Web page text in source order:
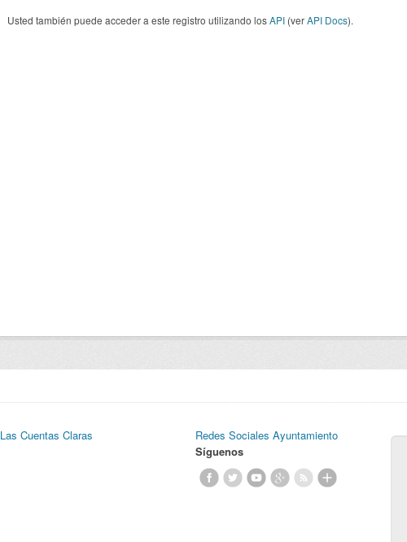
Usted también puede acceder a este registro utilizando losAPI (verAPI Docs).
Las Cuentas Claras
Redes Sociales Ayuntamiento
Síguenos